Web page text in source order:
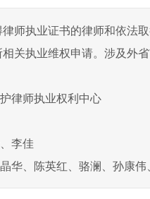
师执业证书的律师和依法
关执业维权申请。涉及外
律师执业权利中心
李佳
华、陈英红、骆澜、孙康